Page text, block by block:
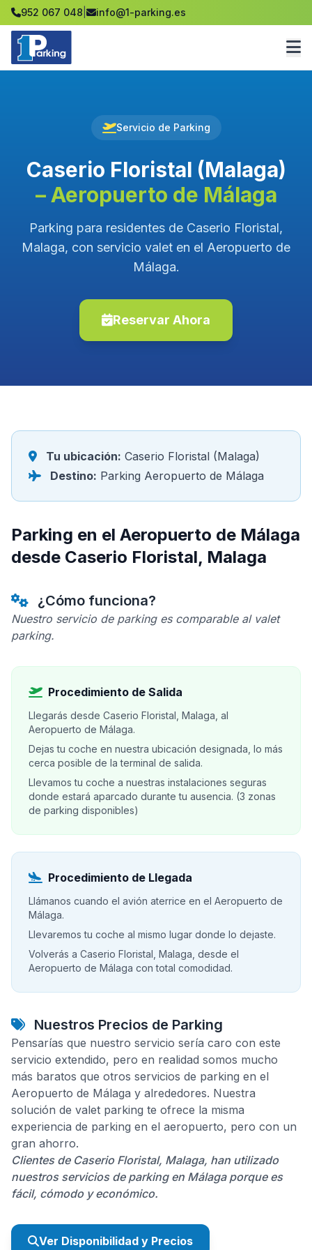
952 067 048 info@1-parking.es
Servicio de Parking
Caserio Floristal (Malaga)
– Aeropuerto de Málaga
Parking para residentes de Caserio Floristal,
Malaga, con servicio valet en el Aeropuerto de
Málaga.
Reservar Ahora
Tu ubicación: Caserio Floristal (Malaga)
Destino: Parking Aeropuerto de Málaga
Parking en el Aeropuerto de Málaga
desde Caserio Floristal, Malaga
¿Cómo funciona?
Nuestro servicio de parking es comparable al valet
parking.
Procedimiento de Salida
Llegarás desde Caserio Floristal, Malaga, al
Aeropuerto de Málaga.
Dejas tu coche en nuestra ubicación designada, lo más
cerca posible de la terminal de salida.
Llevamos tu coche a nuestras instalaciones seguras
donde estará aparcado durante tu ausencia. (3 zonas
de parking disponibles)
Procedimiento de Llegada
Llámanos cuando el avión aterrice en el Aeropuerto de
Málaga.
Llevaremos tu coche al mismo lugar donde lo dejaste.
Volverás a Caserio Floristal, Malaga, desde el
Aeropuerto de Málaga con total comodidad.
Nuestros Precios de Parking
Pensarías que nuestro servicio sería caro con este
servicio extendido, pero en realidad somos mucho
más baratos que otros servicios de parking en el
Aeropuerto de Málaga y alrededores. Nuestra
solución de valet parking te ofrece la misma
experiencia de parking en el aeropuerto, pero con un
gran ahorro.
Clientes de Caserio Floristal, Malaga, han utilizado
nuestros servicios de parking en Málaga porque es
fácil, cómodo y económico.
Ver Disponibilidad y Precios